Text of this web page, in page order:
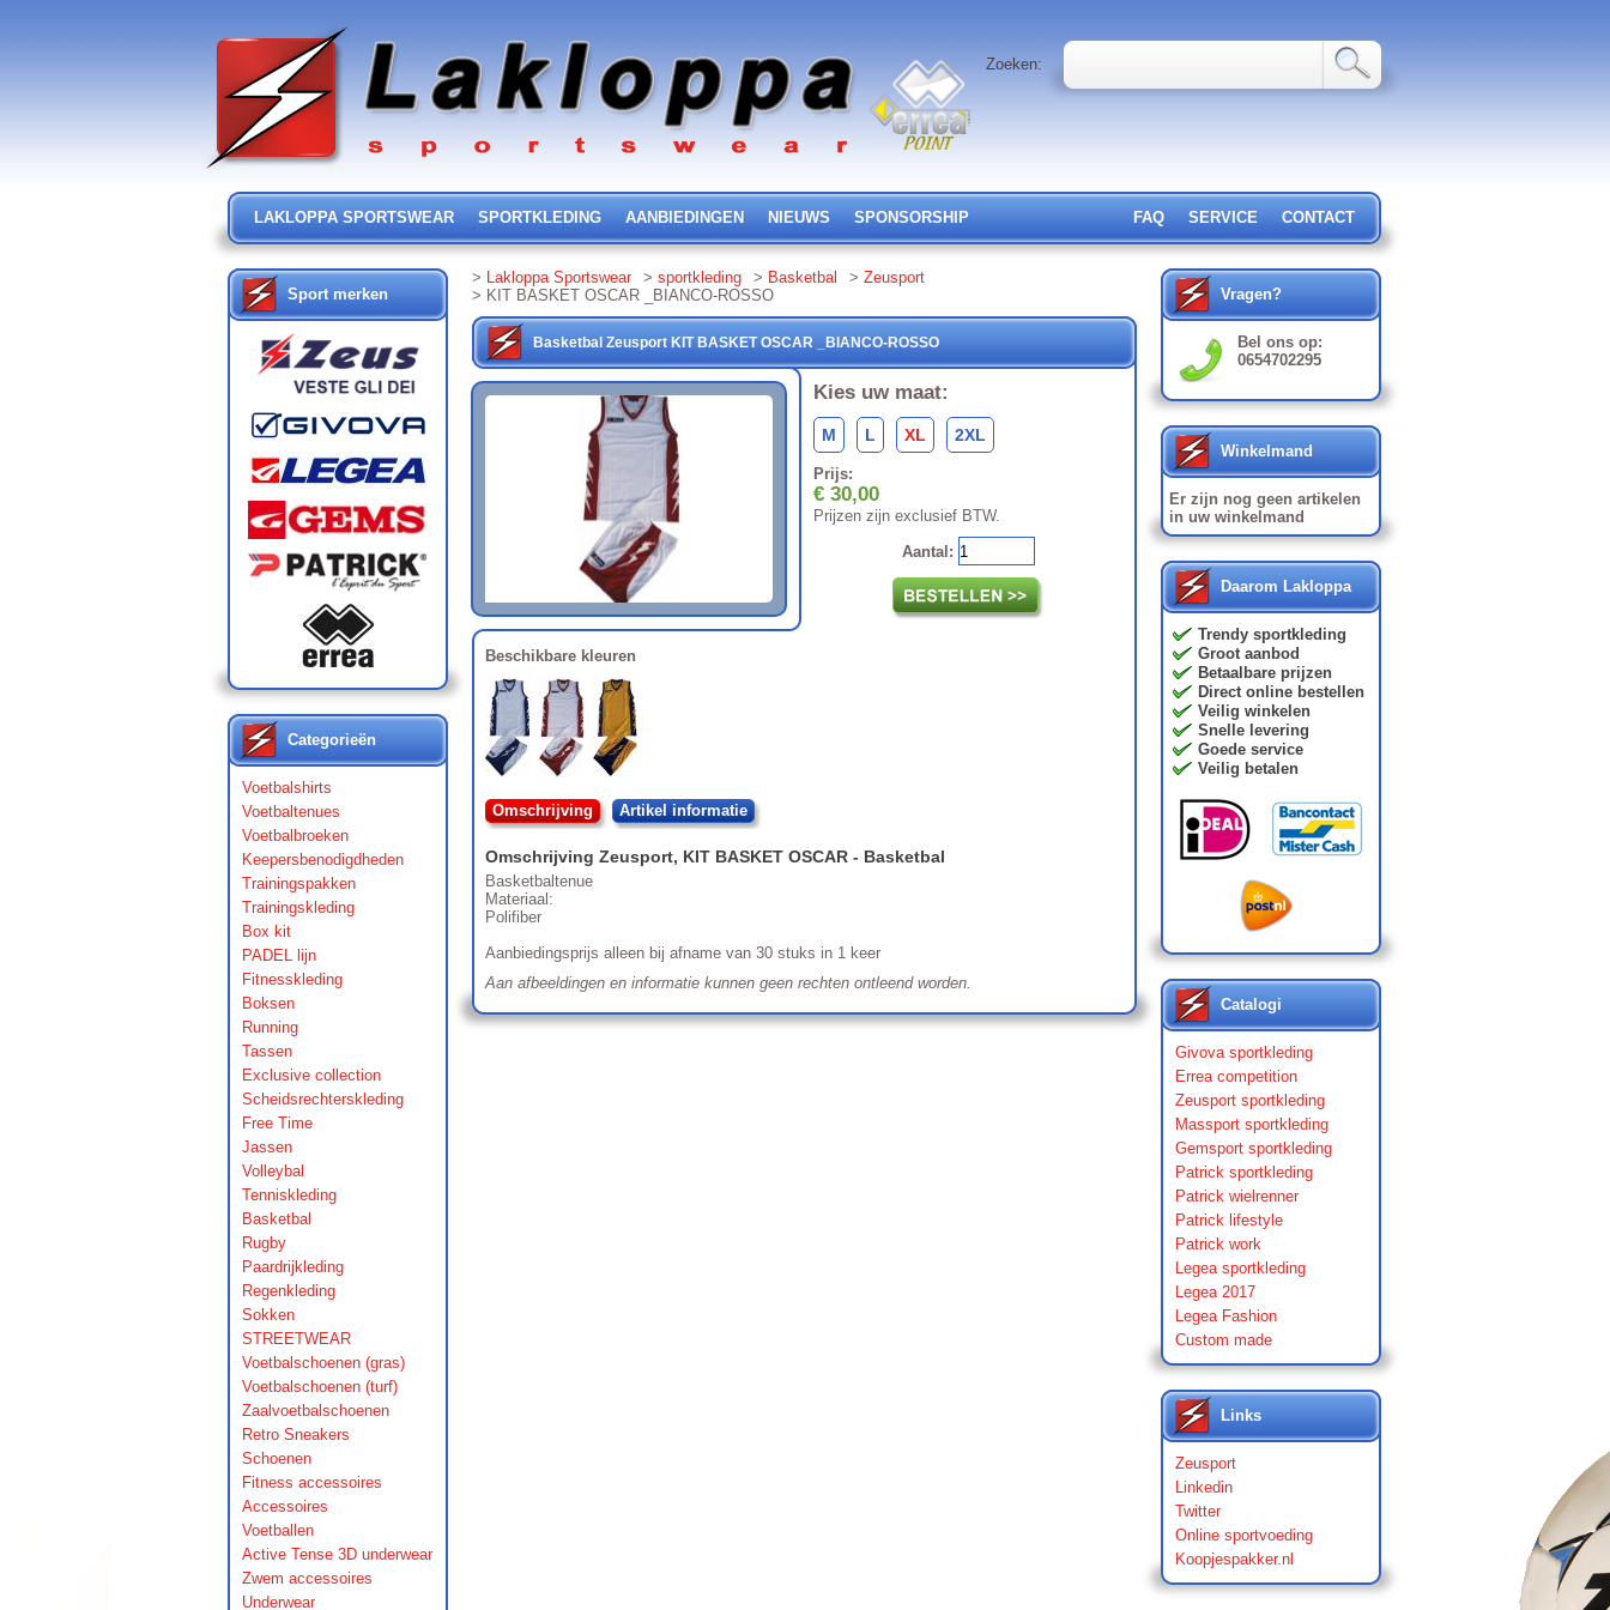
Zoeken:
LAKLOPPA SPORTSWEAR SPORTKLEDING AANBIEDINGEN NIEUWS SPONSORSHIP FAQ SERVICE CONTACT
Sport merken
Categorieën
Voetbalshirts
Voetbaltenues
Voetbalbroeken
Keepersbenodigdheden
Trainingspakken
Trainingskleding
Box kit
PADEL lijn
Fitnesskleding
Boksen
Running
Tassen
Exclusive collection
Scheidsrechterskleding
Free Time
Jassen
Volleybal
Tenniskleding
Basketbal
Rugby
Paardrijkleding
Regenkleding
Sokken
STREETWEAR
Voetbalschoenen (gras)
Voetbalschoenen (turf)
Zaalvoetbalschoenen
Retro Sneakers
Schoenen
Fitness accessoires
Accessoires
Voetballen
Active Tense 3D underwear
Zwem accessoires
Underwear
> Lakloppa Sportswear > sportkleding > Basketbal > Zeusport
> KIT BASKET OSCAR _BIANCO-ROSSO
Basketbal Zeusport KIT BASKET OSCAR _BIANCO-ROSSO
Kies uw maat:
M L XL 2XL
Prijs:
€ 30,00
Prijzen zijn exclusief BTW.
Aantal:
Beschikbare kleuren
Omschrijving Artikel informatie
Omschrijving Zeusport, KIT BASKET OSCAR - Basketbal
Basketbaltenue
Materiaal:
Polifiber
Aanbiedingsprijs alleen bij afname van 30 stuks in 1 keer
Aan afbeeldingen en informatie kunnen geen rechten ontleend worden.
Vragen?
Bel ons op:
0654702295
Winkelmand
Er zijn nog geen artikelen
in uw winkelmand
Daarom Lakloppa
Trendy sportkleding
Groot aanbod
Betaalbare prijzen
Direct online bestellen
Veilig winkelen
Snelle levering
Goede service
Veilig betalen
Catalogi
Givova sportkleding
Errea competition
Zeusport sportkleding
Massport sportkleding
Gemsport sportkleding
Patrick sportkleding
Patrick wielrenner
Patrick lifestyle
Patrick work
Legea sportkleding
Legea 2017
Legea Fashion
Custom made
Links
Zeusport
Linkedin
Twitter
Online sportvoeding
Koopjespakker.nl